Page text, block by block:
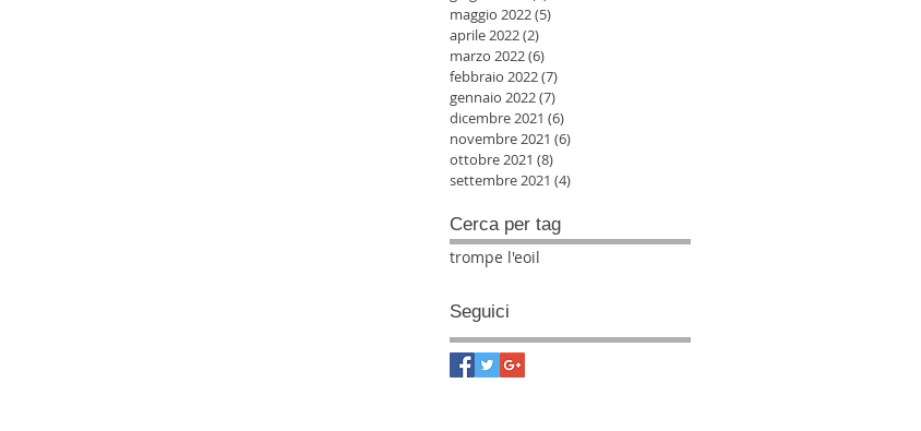
maggio 2022(5)
aprile 2022(2)
marzo 2022(6)
febbraio 2022(7)
gennaio 2022(7)
dicembre 2021 (6)
novembre 2021 (6)
ottobre 2021 (8)
settembre 2021 (4)
Cerca per tag
trompe l'eoil
Seguici